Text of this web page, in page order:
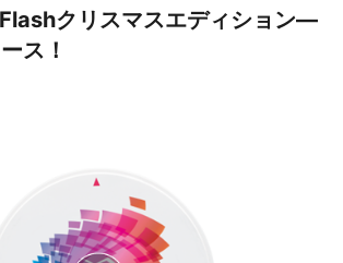
クリスマスエディション—
ス！